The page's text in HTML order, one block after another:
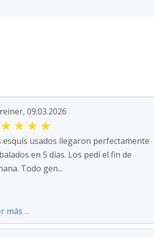
09.03.2026
★ ★ ★ ★
esquís usados llegaron perfectamente
en 5 días. Los pedí el fin de
Todo gen...
más ...